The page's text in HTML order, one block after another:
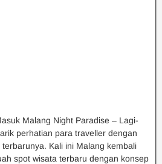
Malang Night Paradise – Lagi-
perhatian para traveller dengan
Kali ini Malang kembali
spot wisata terbaru dengan konsep